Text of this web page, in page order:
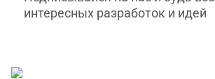
интересных разработок и идей